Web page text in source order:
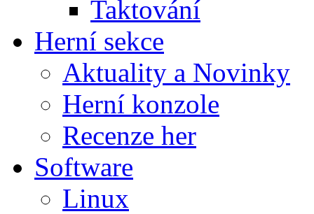
Taktování
Herní sekce
Aktuality a Novinky
Herní konzole
Recenze her
Software
Linux